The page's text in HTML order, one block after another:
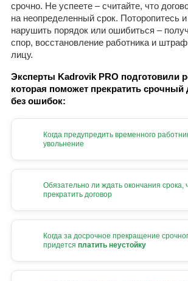
срочно. Не успеете – считайте, что
на неопределенный срок. Поторопитесь и
нарушить порядок или ошибиться –
спор, восстановление работника и
лицу.
Эксперты Kadrovik PRO подготовили
которая поможет прекратить срочный
без ошибок:
Когда предупредить временного
увольнение
Обязательно ли ждать окончания срока,
прекратить договор
Когда за досрочное прекращение
придется платить неустойку